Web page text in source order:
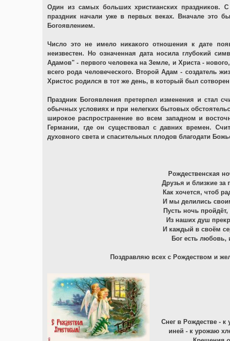
Один из самых больших христианских праздников.
праздник начали уже в первых веках. Вначале это
Богоявлением.
Число это не имело никакого отношения к дате
неизвестен. Но означенная дата носила глубокий
Адамов" - первого человека на Земле, и Христа -
всего рода человеческого. Второй Адам - создатель
Христос родился в тот же день, в который был
Праздник Богоявления претерпел изменения и стал
обычных условиях и при нелегких бытовых
широкое распространение во всем западном и
Германии, где он существовал с давних времен.
духовного света и спасительных плодов благодати
Рождественская
Друзья и близкие
Как хочется, чтоб
И мы делились
Пусть ночь
Из наших душ
И каждый в своём
Бог есть любовь,
Поздравляю всех с Рождеством и
Снег в Рождестве -
иней - к урожаю